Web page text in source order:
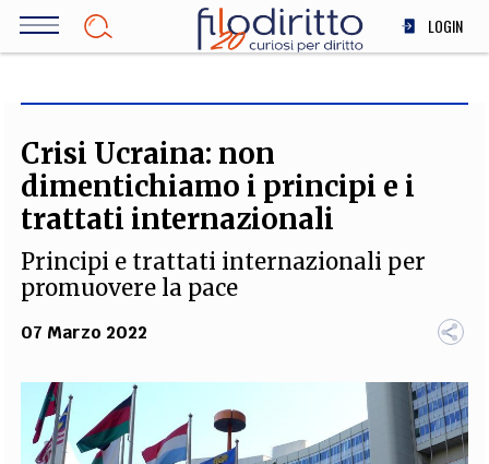
Salta
LOGIN
SOCIETÀ
MEDICINA
SCIENZA
INNOVAZIONE
ALTRO
FILODIRITTO REDAZIONE COMITATO SCIENTIFICO AUTORI
CURATORI
FOTOGRAFI
PARTNER COLLABORA CON NOI
Crisi Ucraina: non
dimentichiamo i principi e i
trattati internazionali
Principi e trattati internazionali per
promuovere la pace
07 Marzo 2022